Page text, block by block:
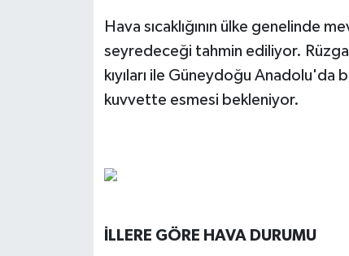
Hava sıcaklığının ülke genelinde
seyredeceği tahmin ediliyor.
kıyıları ile Güneydoğu Anadolu'da
kuvvette esmesi bekleniyor.
İLLERE GÖRE HAVA DURUMU